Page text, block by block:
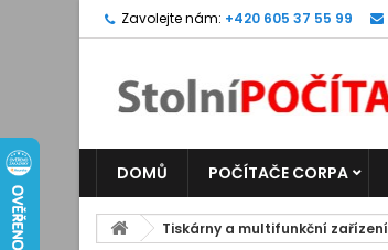
Zavolejte nám: +420 605 37 55 99
DOMŮ POČÍTAČE CORPA
Tiskárny a multifunkční zařízení